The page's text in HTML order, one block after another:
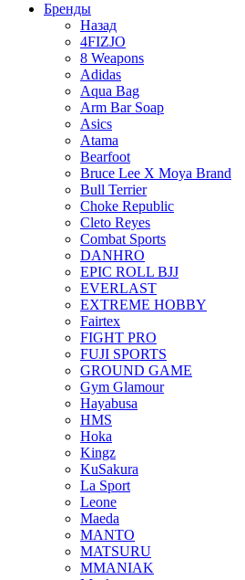
Бренды
Назад
4FIZJO
8 Weapons
Adidas
Aqua Bag
Arm Bar Soap
Asics
Atama
Bearfoot
Bruce Lee X Moya Brand
Bull Terrier
Choke Republic
Cleto Reyes
Combat Sports
DANHRO
EPIC ROLL BJJ
EVERLAST
EXTREME HOBBY
Fairtex
FIGHT PRO
FUJI SPORTS
GROUND GAME
Gym Glamour
Hayabusa
HMS
Hoka
Kingz
KuSakura
La Sport
Leone
Maeda
MANTO
MATSURU
MMANIAK